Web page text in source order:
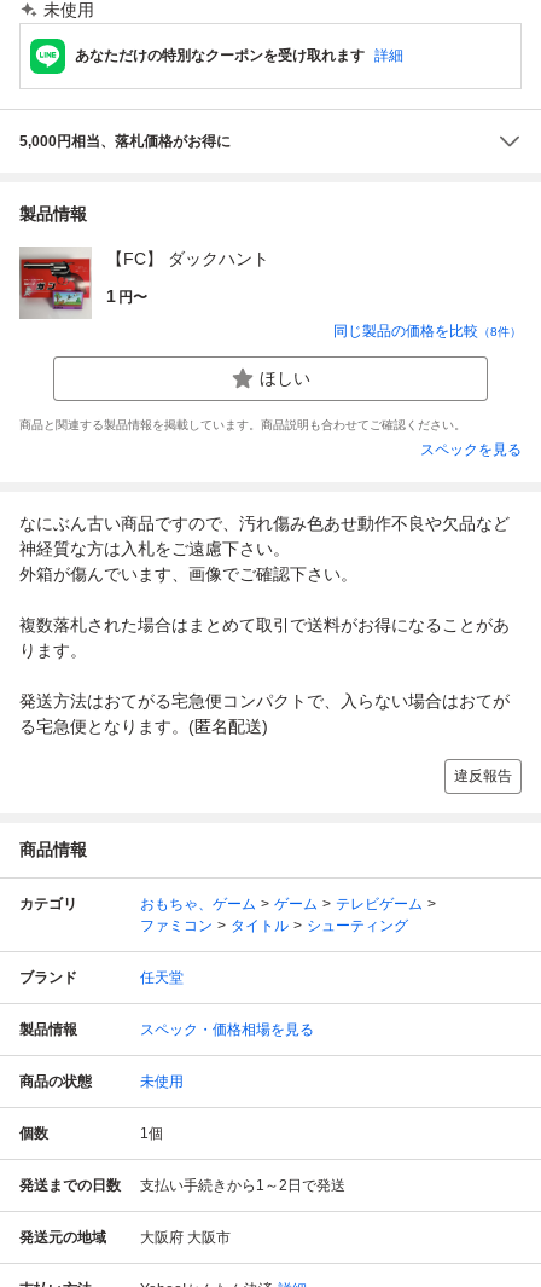
未使用
あなただけの特別なクーポンを受け取れます 詳細
5,000円相当、落札価格がお得に
製品情報
【FC】 ダックハント
1 円〜
同じ製品の価格を比較 （8件）
ほしい
商品と関連する製品情報を掲載しています。商品説明も合わせてご確認ください。
スペックを見る
なにぶん古い商品ですので、汚れ傷み色あせ動作不良や欠品など
神経質な方は入札をご遠慮下さい。
外箱が傷んでいます、画像でご確認下さい。
複数落札された場合はまとめて取引で送料がお得になることがあ
ります。
発送方法はおてがる宅急便コンパクトで、入らない場合はおてが
る宅急便となります。(匿名配送)
違反報告
商品情報
カテゴリ おもちゃ、ゲーム ゲーム
テレビゲーム
ファミコン
タイトル シューティング
ブランド 任天堂
製品情報 スペック・価格相場を見る
商品の状態 未使用
個数 1個
発送までの日数 支払い手続きから1～2日で発送
発送元の地域 大阪府 大阪市